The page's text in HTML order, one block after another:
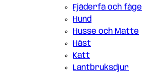
Fjäderfä och fågel
Hund
Husse och Matte
Häst
Katt
Lantbruksdjur